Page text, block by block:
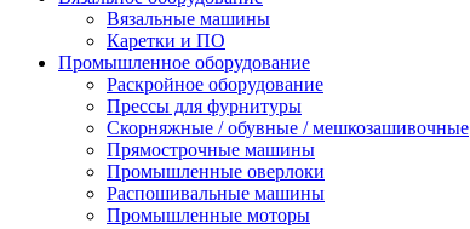
Вязальные машины
Каретки и ПО
Промышленное оборудование
Раскройное оборудование
Прессы для фурнитуры
Скорняжные / обувные / мешкозашивочные
Прямострочные машины
Промышленные оверлоки
Распошивальные машины
Промышленные моторы